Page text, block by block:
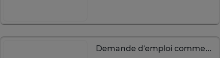
Demande d’emploi comme serveuse